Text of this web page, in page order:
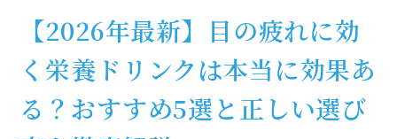
【2026年最新】目の疲れに効
く栄養ドリンクは本当に効果あ
る？おすすめ5選と正しい選び